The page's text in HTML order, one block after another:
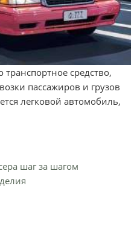
транспортное средство,
пассажиров и грузов
легковой автомобиль,
шаг за шагом